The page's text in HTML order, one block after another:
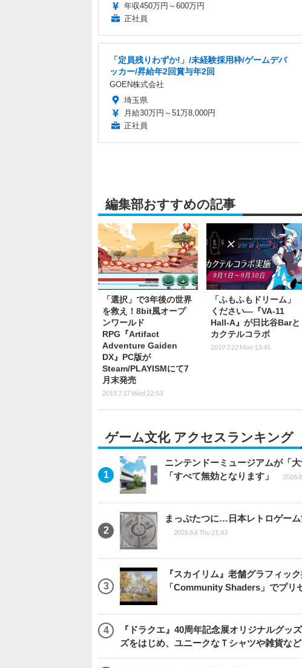
年収450万円～600万円
正社員
「定員残りわずか!」/未経験採用枠/ゲームデバ
ッカー/昇給年2回賞与年2回
GOEN株式会社
埼玉県
月給30万円～51万8,000円
正社員
編集部おすすめの記事
「選択」で3年後の世界
を救え！8bit風オープ
ンワールド
RPG『Artifact
Adventure Gaiden
DX』PC版が
Steam/PLAYISMにて7
月末発売
2019.7.17 Wed 22:53
「ふもふもドリーム」
ください―『VA-11
Hall-A』が日比谷Barと
カクテルコラボ
2019.7.22 Mon 13:45
ゲーム文化 アクセスランキング
ニンテンドーミュージアムが「
「すべて無効となります」
まっぷたつに…日本レトロゲー
2026.8.6 Thu 21:43
『スカイリム』老舗グラフィッ
「Community Shaders」でプリ
『ドラクエ』40周年記念展オリジナルグッ
ズをはじめ、ユニークなＴシャツや雑貨など